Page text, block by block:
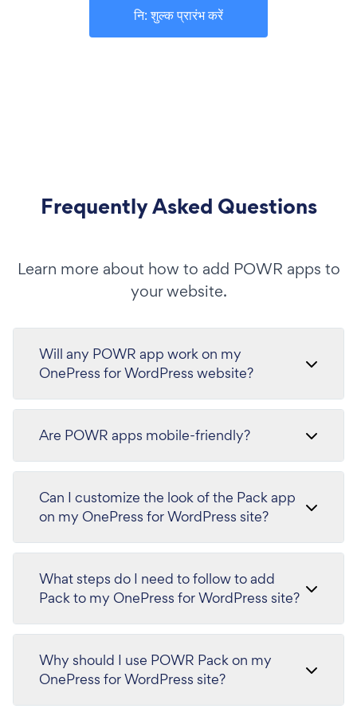
नि: शुल्क प्रारंभ करें
Frequently Asked Questions
Learn more about how to add POWR apps to
your website.
Will any POWR app work on my
OnePress for WordPress website?
Are POWR apps mobile-friendly?
Can I customize the look of the Pack app
on my OnePress for WordPress site?
What steps do I need to follow to add
Pack to my OnePress for WordPress site?
Why should I use POWR Pack on my
OnePress for WordPress site?